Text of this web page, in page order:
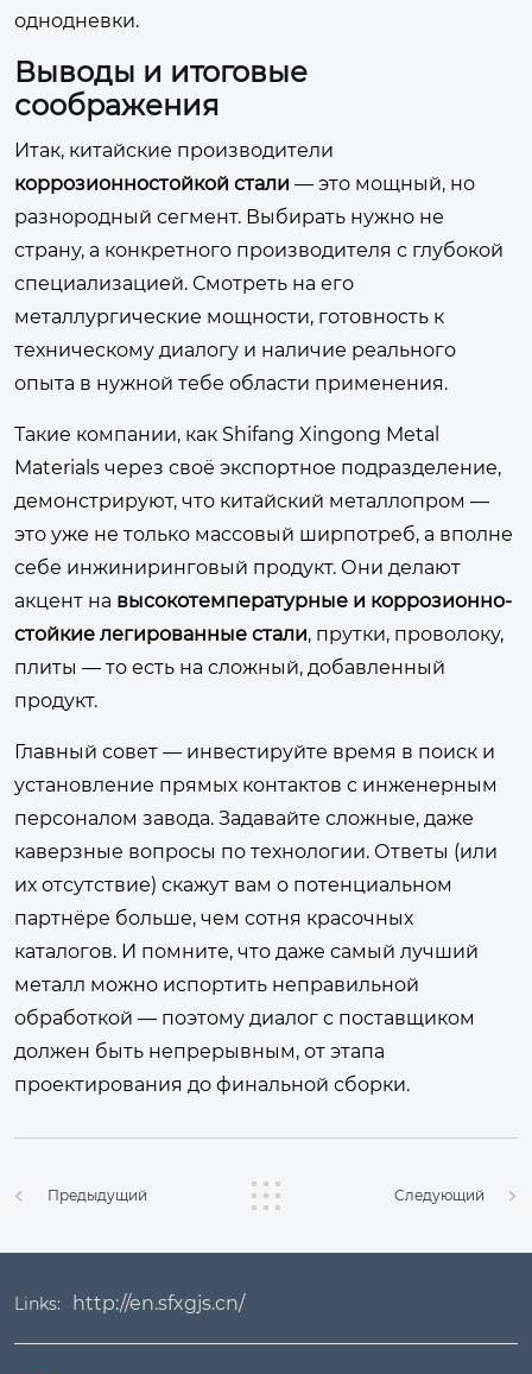
однодневки.
Выводы и итоговые
соображения
Итак, китайские производители
коррозионностойкой стали — это мощный, но
разнородный сегмент. Выбирать нужно не
страну, а конкретного производителя с глубокой
специализацией. Смотреть на его
металлургические мощности, готовность к
техническому диалогу и наличие реального
опыта в нужной тебе области применения.
Такие компании, как Shifang Xingong Metal
Materials через своё экспортное подразделение,
демонстрируют, что китайский металлопром —
это уже не только массовый ширпотреб, а вполне
себе инжиниринговый продукт. Они делают
акцент на высокотемпературные и коррозионно-
стойкие легированные стали, прутки, проволоку,
плиты — то есть на сложный, добавленный
продукт.
Главный совет — инвестируйте время в поиск и
установление прямых контактов с инженерным
персоналом завода. Задавайте сложные, даже
каверзные вопросы по технологии. Ответы (или
их отсутствие) скажут вам о потенциальном
партнёре больше, чем сотня красочных
каталогов. И помните, что даже самый лучший
металл можно испортить неправильной
обработкой — поэтому диалог с поставщиком
должен быть непрерывным, от этапа
проектирования до финальной сборки.
Предыдущий Следующий
Links: http://en.sfxgjs.cn/